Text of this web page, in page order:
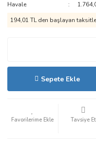
Havale
194,01 TL den başlayan
Sepete Ekle
Tavsiye Et